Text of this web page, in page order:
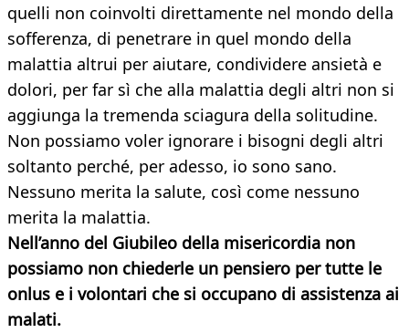
quelli non coinvolti direttamente nel mondo della
sofferenza, di penetrare in quel mondo della
malattia altrui per aiutare, condividere ansietà e
dolori, per far sì che alla malattia degli altri non si
aggiunga la tremenda sciagura della solitudine.
Non possiamo voler ignorare i bisogni degli altri
soltanto perché, per adesso, io sono sano.
Nessuno merita la salute, così come nessuno
merita la malattia.
Nell’anno del Giubileo della misericordia non
possiamo non chiederle un pensiero per tutte le
onlus e i volontari che si occupano di assistenza ai
malati.